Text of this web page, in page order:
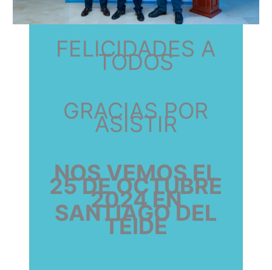
FELICIDADES A
TODOS
GRACIAS POR
ASISTIR
NOS VEMOS EL
25 DE OCTUBRE
2024 EN
SANTIAGO DEL
TEIDE